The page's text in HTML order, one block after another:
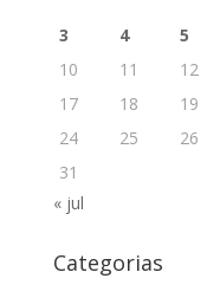
3
4 5
10
11 12
17
18 19
24
25 26
31
« jul
Categorias